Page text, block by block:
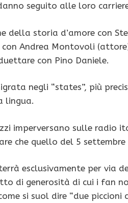
seguito alle loro
della storia d’amore con
Andrea Montovoli
con Pino Daniele.
negli “states”, più
lingua.
imperversano sulle radio
che quello del 5
esclusivamente per via
di generosità di cui i fan
si suol dire “due